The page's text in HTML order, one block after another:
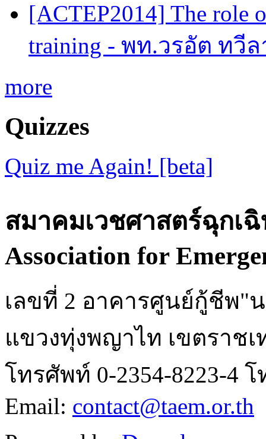
[ACTEP2014] The role
training - พท.วรอัต ทวี
more
Quizzes
Quiz me Again! [beta]
สมาคมเวชศาสตร์ฉุกเ
Association for
เลขที่ 2 อาคารศูนย์กู้ชีพ"
แขวงทุ่งพญาไท เขตราชเ
โทรศัพท์ 0-2354-8223-4 โ
Email: contact@taem.or.th